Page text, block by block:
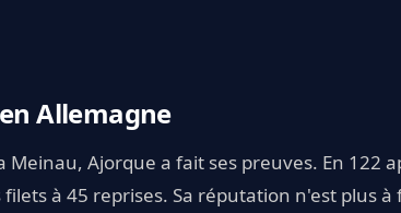
Allemagne
Meinau, Ajorque a fait ses preuves. En 122
à 45 reprises. Sa réputation n'est plus